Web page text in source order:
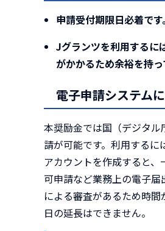
申請受付期限日必着で
Jグランツを利用するに
がかかるため余裕を持っ
電子申請システム
本奨励金では国（デジタ
請が可能です。利用する
アカウントを作成すると
可申請など業務上の電子
による審査があるため時
日の延長はできません。